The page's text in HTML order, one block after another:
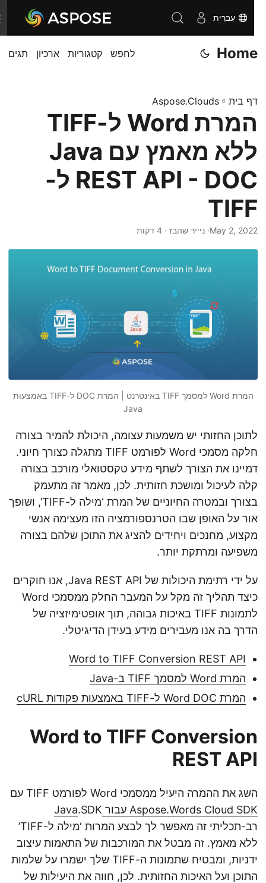
עִברִית
Home לחפש קטגוריות ארכיון תגים
דף בית»
Aspose.Clouds
המרת Word ל-TIFF
ללא מאמץ עם Java
REST API - DOC ל-
TIFF
May 2, 2022· ניייר שהבז · 4 דקות
המרת Word למסמך TIFF באינטרנט | המרת DOC ל-TIFF באמצעות
Java
לתוכן החזותי יש משמעות עצומה, היכולת להמיר בצורה
חלקה מסמכי Word לפורמט TIFF מתגלה כצורך חיוני.
דמיינו את הצורך לשתף מידע טקסטואלי מורכב בצורה
קלה לעיכול ומושכת חזותית. לכן, מאמר זה מתעמק
בצורך ובמטרה החיוניים של המרת ‘מילה ל-TIFF’, ושופך
אור על האופן שבו הטרנספורמציה הזו מעצימה אנשי
מקצוע, מחנכים ויחידים להציג את התוכן שלהם בצורה
משפיעה ומרתקת יותר.
על ידי רתימת היכולות של Java REST API, אנו חוקרים
כיצד תהליך זה מקל על המעבר החלק ממסמכי Word
לתמונות TIFF באיכות גבוהה, תוך אופטימיזציה של
הדרך בה אנו מעבירים מידע בעידן הדיגיטלי.
Word to TIFF Conversion REST API
המרת Word למסמך TIFF ב-Java
המרת Word DOC ל-TIFF באמצעות פקודות cURL
Word to TIFF Conversion
REST API
השג את ההמרה היעיל ממסמכי Word לפורמט TIFF עם
Aspose.Words Cloud SDK עבור Java
.SDK
רב-תכליתי זה מאפשר לך לבצע המרות ‘מילה ל-TIFF’
ללא מאמץ. זה מבטל את המורכבות של התאמות עיצוב
ידניות, ומבטיח שתמונות ה-TIFF שלך ישמרו על שלמות
התוכן ועל האיכות החזותית. לכן, חווה את היעילות של